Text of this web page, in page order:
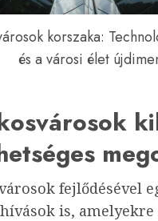
korszaka:
és a városi élet
fejlődésével
is,